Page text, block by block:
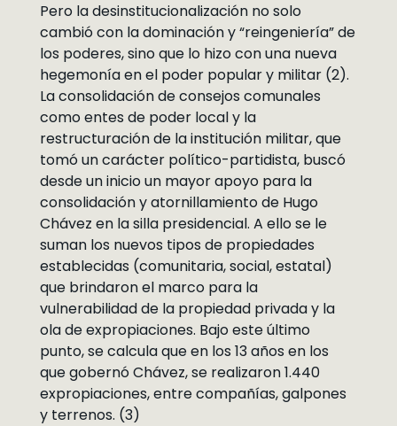
Pero la desinstitucionalización no solo
cambió con la dominación y “reingeniería” de
los poderes, sino que lo hizo con una nueva
hegemonía en el poder popular y militar (2).
La consolidación de consejos comunales
como entes de poder local y la
restructuración de la institución militar, que
tomó un carácter político-partidista, buscó
desde un inicio un mayor apoyo para la
consolidación y atornillamiento de Hugo
Chávez en la silla presidencial. A ello se le
suman los nuevos tipos de propiedades
establecidas (comunitaria, social, estatal)
que brindaron el marco para la
vulnerabilidad de la propiedad privada y la
ola de expropiaciones. Bajo este último
punto, se calcula que en los 13 años en los
que gobernó Chávez, se realizaron 1.440
expropiaciones, entre compañías, galpones
y terrenos. (3)